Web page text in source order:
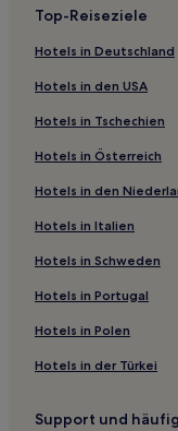
Daegu Hotels
Taejeon-Dong: Hotels
Hotels nahe I Win
Suseong-Gu: Hotels
Hotels nahe
Okpo-Myeon:
Haean-Dong: Hotels
Komo: Hotels
Hotels nahe
Sasu: Hotels
Hotels nahe
Education
Dongseong-Ro:
Top-Reiseziele
Hotels in Deutschland
Hotels in den USA
Hotels in Tschechien
Hotels in Österreich
Hotels in den
Hotels in Italien
Hotels in Schweden
Hotels in Portugal
Hotels in Polen
Hotels in der Türkei
Support und